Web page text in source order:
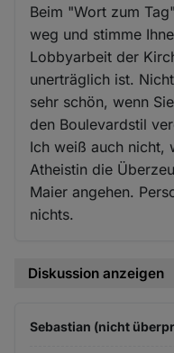
Beim "Wort zum
weg und stimme
Lobbyarbeit der
unerträglich ist.
sehr schön, wenn
den Boulevardstil
Ich weiß auch nicht,
Atheistin die
Maier angehen.
nichts.
Diskussion anzeigen
Sebastian (nicht